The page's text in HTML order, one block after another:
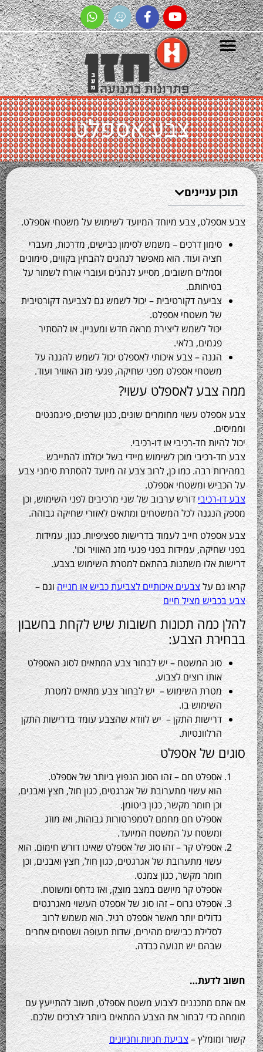
צבע אספלט
עניינים
צבע מיוחד המיועד לשימוש על משטחי אספלט.
סימון דרכים – משמש לסימון כבישים, מדרכות, מעברי
חציה ועוד. הוא מאפשר לנהגים להבחין בקווים, סימונים
וסמלים חשובים, מסייע לנהגים ועוברי אורח לשמור על
בטיחותם.
צביעה דקורטיבית – יכול לשמש גם לצביעה דקורטיבית
של משטחי אספלט.
יכול לשמש ליצירת מראה חדש ומעניין. או להסתיר
פגמים, בלאי.
הגנה – צבע איכותי לאספלט יכול לשמש להגנה על
משטחי אספלט מפני שחיקה, פגעי מזג האוויר ועוד.
לאספלט עשוי?
עשוי מחומרים שונים, כגון שרפים, פיגמנטים
חד-רכיבי או דו-רכיבי.
רכיבי מוכן לשימוש מיידי בשל יכולתו להתייבש
רבה. כמו כן, לרוב צבע זה מיועד להסתרת סימני צבע
ומשטחי אספלט.
רכיבידורש ערבוב של שני מרכיבים לפני השימוש, וכן
לכל המשטחים ומתאים לאזורי שחיקה גבוהה.
חייב לעמוד בדרישות ספציפיות. כגון, עמידות
עמידות בפני פגעי מזג האוויר וכו'.
אלו משתנות בהתאם למטרת השימוש בצבע.
עלצבעים איכותיים לצביעת כביש או חנייהוגם –
מציל חיים
כמה תכונות חשובות שיש לקחת בחשבון
הצבע:
סוג המשטח – יש לבחור צבע המתאים לסוג האספלט
אותו רוצים לצבוע.
מטרת השימוש – יש לבחור צבע מתאים למטרת
השימוש בו.
דרישות התקן – יש לוודא שהצבע עומד בדרישות התקן
הרלוונטיות.
של אספלט
אספלט חם – זהו הסוג הנפוץ ביותר של אספלט.
הוא עשוי מתערובת של אגרגטים, כגון חול, חצץ ואבנים,
וכן חומר מקשר, כגון ביטומן.
אספלט חם מחמם לטמפרטורות גבוהות, ואז מוזג
ומשטח על המשטח המיועד.
אספלט קר – זהו סוג של אספלט שאינו דורש חימום. הוא
עשוי מתערובת של אגרגטים, כגון חול, חצץ ואבנים, וכן
חומר מקשר, כגון צמנט.
אספלט קר מיושם במצב מוצק, ואז נדחס ומשוטח.
אספלט גרוס – זהו סוג של אספלט העשוי מאגרגטים
גדולים יותר מאשר אספלט רגיל. הוא משמש לרוב
לסלילת כבישים מהירים, שדות תעופה ושטחים אחרים
שבהם יש תנועה כבדה.
לדעת…
מתכננים לצבוע משטח אספלט, חשוב להתייעץ עם
כדי לבחור את הצבע המתאים ביותר לצרכים שלכם.
–צביעת חניות וחניונים